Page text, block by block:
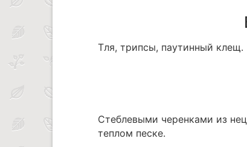
Тля, трипсы, паутинный клещ.
Стеблевыми черенками из
теплом песке.